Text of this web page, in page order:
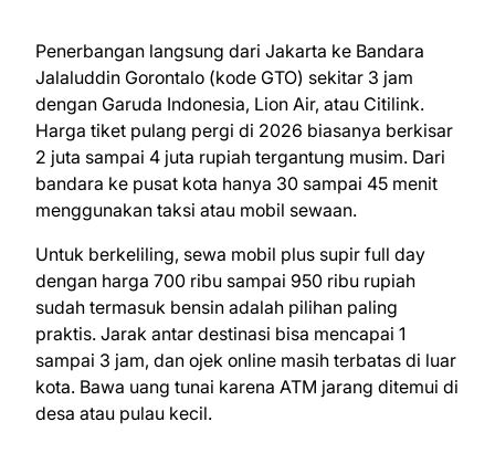
Penerbangan langsung dari Jakarta ke Bandara
Jalaluddin Gorontalo (kode GTO) sekitar 3 jam
dengan Garuda Indonesia, Lion Air, atau Citilink.
Harga tiket pulang pergi di 2026 biasanya berkisar
2 juta sampai 4 juta rupiah tergantung musim. Dari
bandara ke pusat kota hanya 30 sampai 45 menit
menggunakan taksi atau mobil sewaan.
Untuk berkeliling, sewa mobil plus supir full day
dengan harga 700 ribu sampai 950 ribu rupiah
sudah termasuk bensin adalah pilihan paling
praktis. Jarak antar destinasi bisa mencapai 1
sampai 3 jam, dan ojek online masih terbatas di luar
kota. Bawa uang tunai karena ATM jarang ditemui di
desa atau pulau kecil.